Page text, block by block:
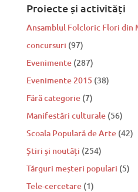
Proiecte și activități
Ansamblul Folcloric Flori din
concursuri (97)
Evenimente(287)
Evenimente 2015 (38)
Fără categorie(7)
Manifestări culturale(56)
Scoala Populară de Arte(42)
Știri și noutăți (254)
Tărguri meșteri populari (5)
Tele-cercetare(1)